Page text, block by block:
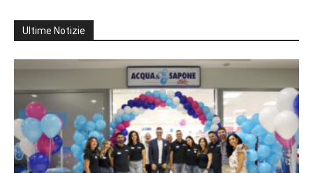
Ultime Notizie